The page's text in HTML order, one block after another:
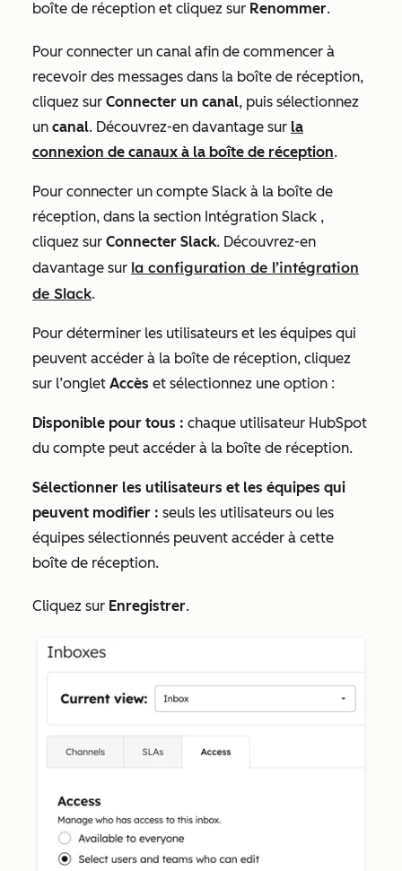
boîte de réception et cliquez sur Renommer.
Pour connecter un canal afin de commencer à
recevoir des messages dans la boîte de réception,
cliquez sur Connecter un canal, puis sélectionnez
un canal. Découvrez-en davantage sur la
connexion de canaux à la boîte de réception.
Pour connecter un compte Slack à la boîte de
réception, dans la section Intégration Slack ,
cliquez sur Connecter Slack. Découvrez-en
davantage sur la configuration de l’intégration
de Slack.
Pour déterminer les utilisateurs et les équipes qui
peuvent accéder à la boîte de réception, cliquez
sur l’onglet Accès et sélectionnez une option :
Disponible pour tous : chaque utilisateur HubSpot
du compte peut accéder à la boîte de réception.
Sélectionner les utilisateurs et les équipes qui
peuvent modifier : seuls les utilisateurs ou les
équipes sélectionnés peuvent accéder à cette
boîte de réception.
Cliquez sur Enregistrer.